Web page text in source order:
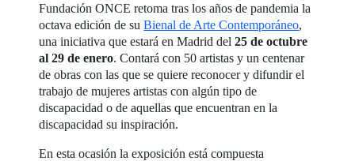
Fundación ONCE retoma tras los años de pandemia la
octava edición de suBienal de Arte Contemporáneo,
una iniciativa que estará en Madrid del25 de octubre
al 29 de enero. Contará con 50 artistas y un centenar
de obras con las que se quiere reconocer y difundir el
trabajo de mujeres artistas con algún tipo de
discapacidad o de aquellas que encuentran en la
discapacidad su inspiración.
En esta ocasión la exposición está compuesta